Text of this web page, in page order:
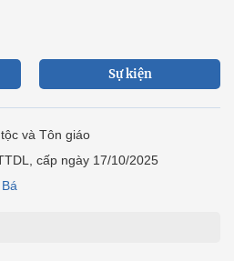
Sự kiện
và Tôn giáo
cấp ngày 17/10/2025